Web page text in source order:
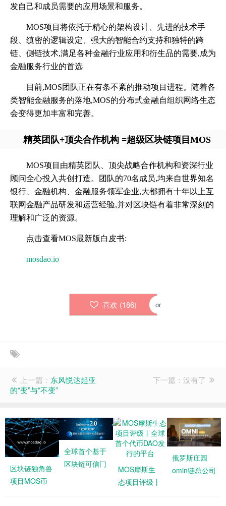
发自己和成员需要的应用场景和服务。
MOS项目将依托于精心的架构设计、先进的技术手
段、缜密的逻辑设定、强大的智能合约支持和独特的跨
链、侧链技术,满足各种金融行业应用和衍生品的需要,成为
金融服务行业的首选
目前,MOS团队正在有条不紊的推动项目进程。随着各
类智能金融服务的落地,MOS的分布式金融自组织网络生态
会变得更加丰富和完善。
精英团队+顶尖合作机构 =超级区块链项目MOS
MOS项目由精英团队、顶尖战略合作机构和资深行业
顾问全心投入共创打造。团队的70名成员,均来自世界知名
银行、金融机构、金融服务领军企业,大都拥有十年以上互
联网金融产品研发和运营经验,并对区块链有着非常深刻的
理解和广泛的资源。
点击查看MOS最新版白皮书:
mosdao.io
喜欢 (186) or
上一篇： 东风悦达起亚
的“变”与“不变”
下一篇：没有了
区块链独角兽
项目MOS币
全球首个基于
区块链可信门
MOS摩斯生
态项目评级丨
俄罗斯庄园
omin链总公司